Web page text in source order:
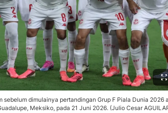
sebelum dimulainya pertandingan Grup F Piala Dunia 2026
Meksiko, pada 21 Juni 2026. (Julio Cesar